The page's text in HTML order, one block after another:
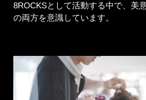
8ROCKSとして活動する中で、美
の両方を意識しています。